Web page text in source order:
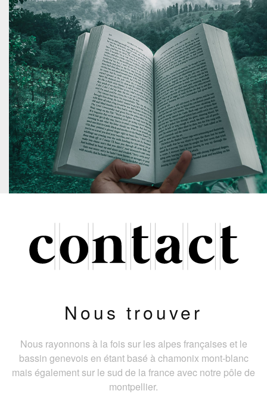
Nous trouver
Nous rayonnons à la fois sur les alpes françaises et le
bassin genevois en étant basé à chamonix mont-blanc
mais également sur le sud de la france avec notre pôle de
montpellier.